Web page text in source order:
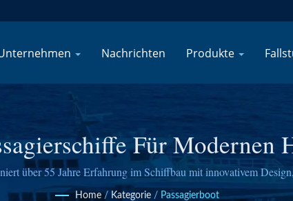
Nachrichten Produkte
Für Modernen
Transport
über 55 Jahre Erfahrung im Schiffbau mit innovativem
Unterstützung für den globalen Tourismus und Fährbetreiber.
Home / Kategorie / Passagierboot